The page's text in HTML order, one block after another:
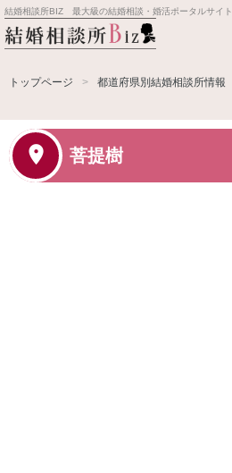
結婚相談所BIZ 最大級の結婚相談・婚活ポータルサイト
トップページ 都道府県別結婚相談所情報
菩提樹